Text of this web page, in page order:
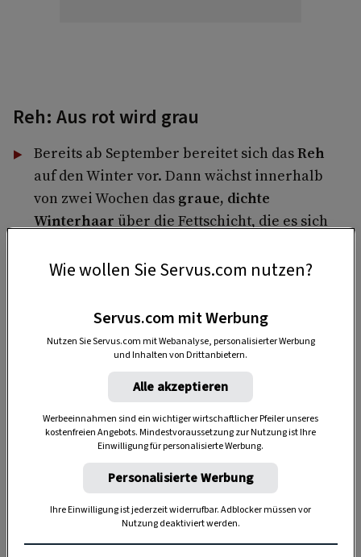
Reh: Aus rot wird grau
Bereits ab September bereitet sich dasReh
auf den Winter vor. Dann wächst innerhalb
von zwei Wochen das graue, dichte
Winterhaar über die Fettschicht, die es sich
nicht nur grau, sondern auch richtig
Außerdem bekommt das Winterreh ein
schönesweißes Hinterteil, den sogenannten
. Hat ein Reh etwas Verdächtiges
bemerkt, kann es die Haare dort sträuben, um
mit dem dann weithin leuchtenden Hinterteil
Artgenossen zu warnen!
Wildschwein: Zotteliges Borstenvieh
Fallen die Temperaturen deutlich, wird es für
Wie wollen Sie Servus.com nutzen?
Servus.com mit Werbung
Nutzen Sie Servus.com mit Webanalyse, personalisierter Werbung
und Inhalten von Drittanbietern.
Alle akzeptieren
Werbeeinnahmen sind ein wichtiger wirtschaftlicher Pfeiler unseres
kostenfreien Angebots. Mindestvoraussetzung zur Nutzung ist Ihre
Einwilligung für personalisierte Werbung.
Personalisierte Werbung
Ihre Einwilligung ist jederzeit widerrufbar. Adblocker müssen vor
Nutzung deaktiviert werden.